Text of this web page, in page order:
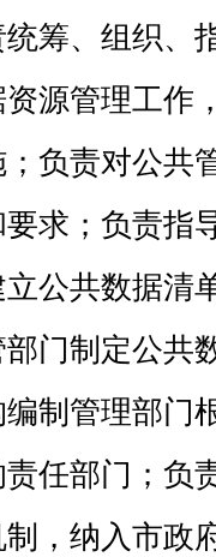
筹、组织、
源管理工作
负责对公共
求；负责指
公共数据清
门制定公共
制管理部门
任部门；负
，纳入市政